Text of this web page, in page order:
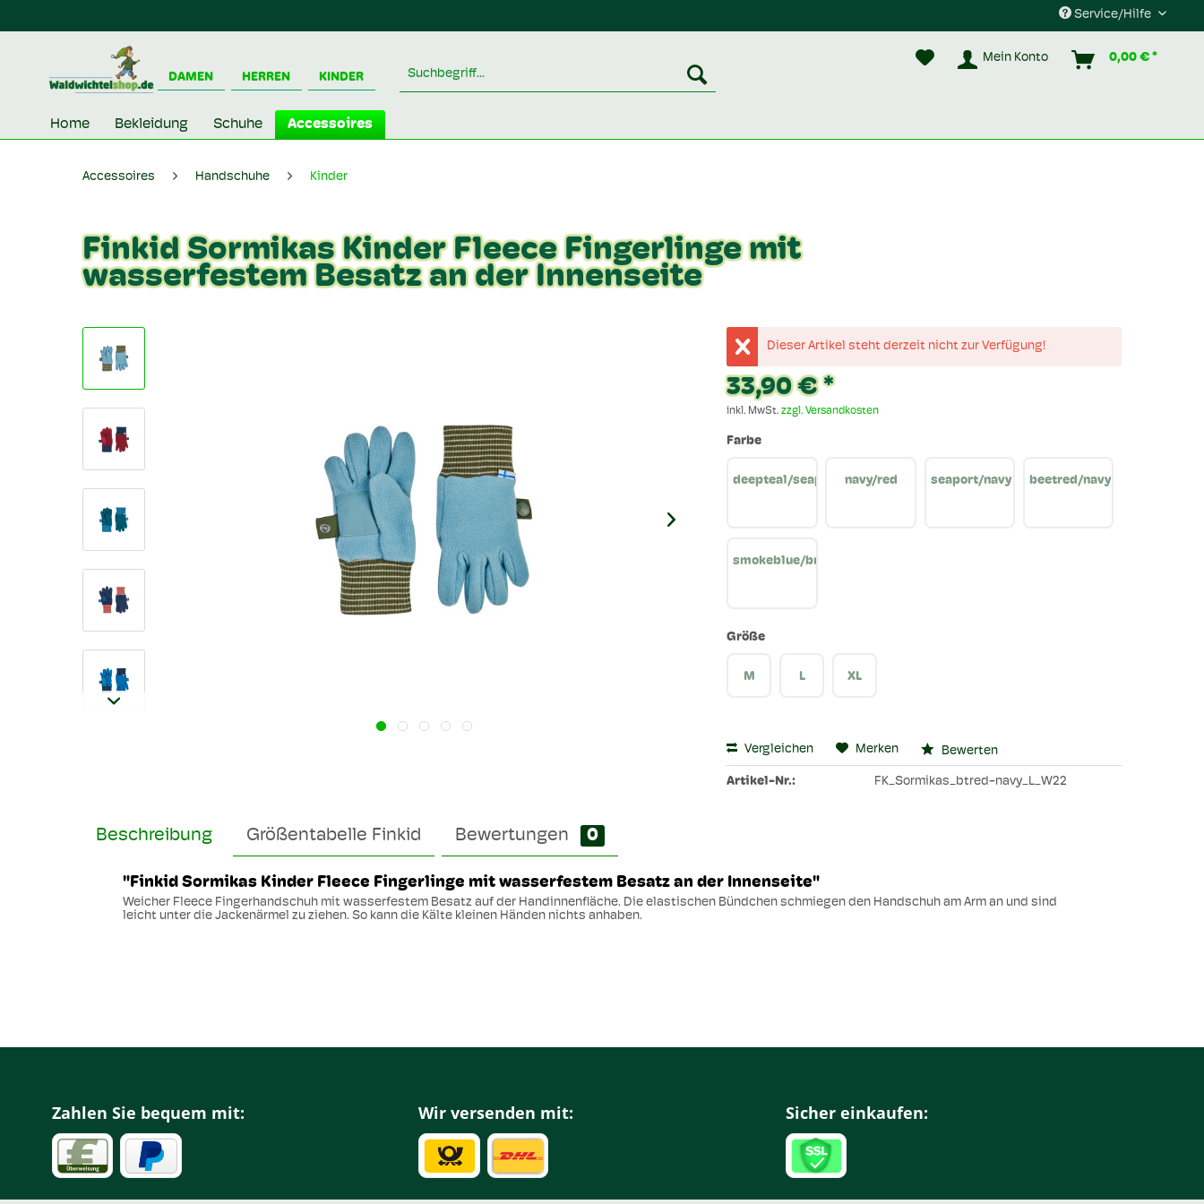
Service/Hilfe
DAMEN HERREN KINDER
Mein Konto 0,00 € *
Home Bekleidung Schuhe Accessoires
Accessoires Handschuhe Kinder
Finkid Sormikas Kinder Fleece Fingerlinge mit
wasserfestem Besatz an der Innenseite
Dieser Artikel steht derzeit nicht zur Verfügung!
33,90 € *
inkl. MwSt.zzgl. Versandkosten
Farbe
deepteal/seaport navy/red seaport/navy beetred/navy
smokeblue/bronzegreen
Größe
M L XL
Vergleichen Merken Bewerten
Artikel-Nr.: FK_Sormikas_btred-navy_L_W22
Beschreibung Größentabelle Finkid Bewertungen 0
"Finkid Sormikas Kinder Fleece Fingerlinge mit wasserfestem Besatz an der Innenseite"
Weicher Fleece Fingerhandschuh mit wasserfestem Besatz auf der Handinnenfläche. Die elastischen Bündchen schmiegen den Handschuh am Arm an und sind
leicht unter die Jackenärmel zu ziehen. So kann die Kälte kleinen Händen nichts anhaben.
Zahlen Sie bequem mit: Wir versenden mit: Sicher einkaufen: